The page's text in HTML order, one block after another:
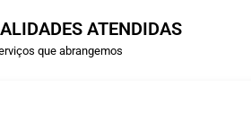
ATENDIDAS
que abrangemos